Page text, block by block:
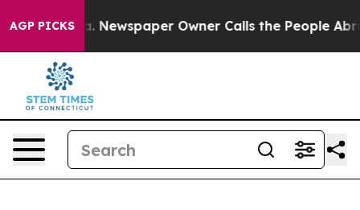
AGP PICKS
Newspaper Owner Calls the People Abruptly